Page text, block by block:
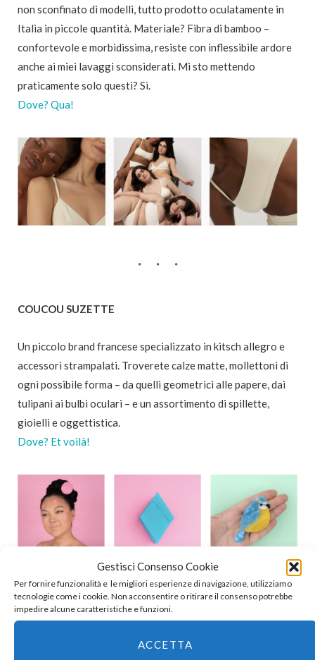
Gestisci Consenso Cookie
Per fornire funzionalità e le migliori esperienze di navigazione, utilizziamo
tecnologie come i cookie. Non acconsentire o ritirare il consenso potrebbe
impedire alcune caratteristiche e funzioni.
ACCETTA
non sconfinato di modelli, tutto prodotto oculatamente in
Italia in piccole quantità. Materiale? Fibra di bamboo –
confortevole e morbidissima, resiste con inflessibile ardore
anche ai miei lavaggi sconsiderati. Mi sto mettendo
praticamente solo questi? Sì.
Dove? Qua!
COUCOU SUZETTE
Un piccolo brand francese specializzato in kitsch allegro e
accessori strampalati. Troverete calze matte, mollettoni di
ogni possibile forma – da quelli geometrici alle papere, dai
tulipani ai bulbi oculari – e un assortimento di spillette,
gioielli e oggettistica.
Dove? Et voilà!